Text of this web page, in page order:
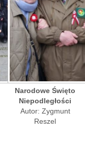
Narodowe Święto
Niepodległości
Autor: Zygmunt
Reszel